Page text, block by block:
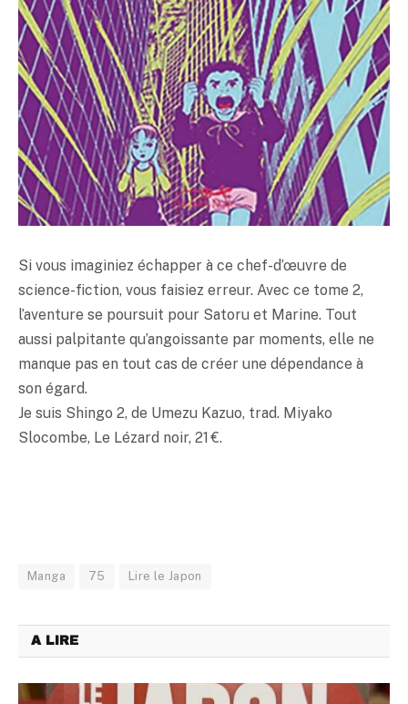
Si vous imaginiez échapper à ce chef-d’œuvre de
science-fiction, vous faisiez erreur. Avec ce tome 2,
l’aventure se poursuit pour Satoru et Marine. Tout
aussi palpitante qu’angoissante par moments, elle ne
manque pas en tout cas de créer une dépendance à
son égard.
Je suis Shingo 2, de Umezu Kazuo, trad. Miyako
Slocombe, Le Lézard noir, 21 €.
Manga 75 Lire le Japon
A LIRE